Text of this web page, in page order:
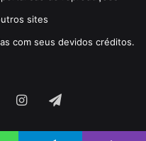
sites
com seus devidos créditos.
YouTubeInstagram